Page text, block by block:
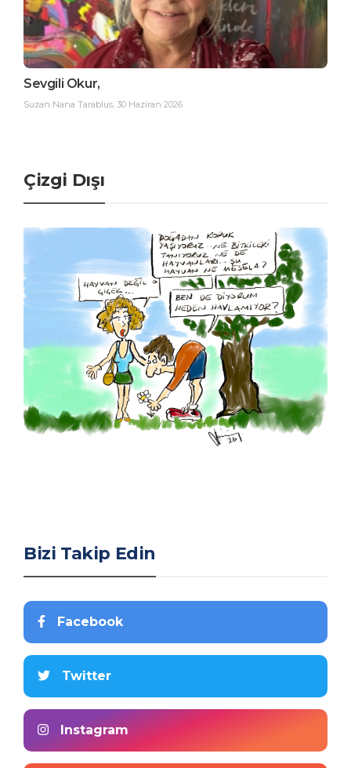
Sevgili Okur,
Suzan Nana Tarablus, 30 Haziran 2026
Çizgi Dışı
Bizi Takip Edin
Facebook
Twitter
Instagram